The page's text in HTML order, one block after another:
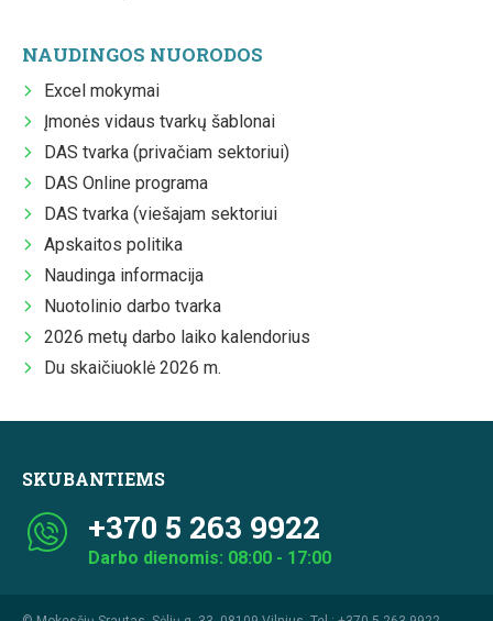
NAUDINGOS NUORODOS
Excel mokymai
Įmonės vidaus tvarkų šablonai
DAS tvarka (privačiam sektoriui)
DAS Online programa
DAS tvarka (viešajam sektoriui
Apskaitos politika
Naudinga informacija
Nuotolinio darbo tvarka
2026 metų darbo laiko kalendorius
Du skaičiuoklė 2026 m.
SKUBANTIEMS
+370 5 263 9922
Darbo dienomis: 08:00 - 17:00